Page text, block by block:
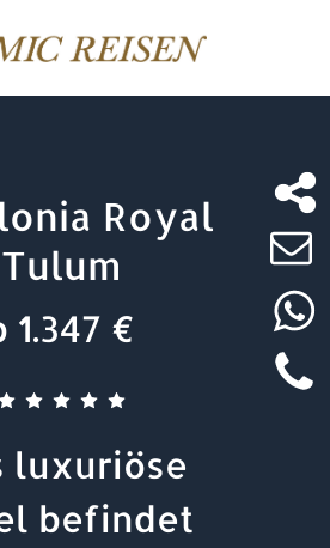
Royal
Tulum
1.347 €
luxuriöse
befindet